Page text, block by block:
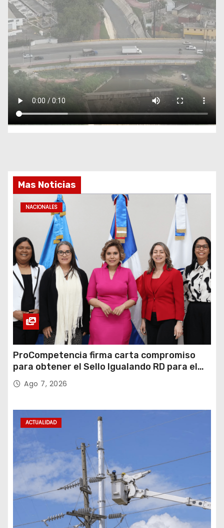
Mas Noticias
NACIONALES
ProCompetencia firma carta compromiso
para obtener el Sello Igualando RD para el
Sector Público
Ago 7, 2026
ACTUALIDAD